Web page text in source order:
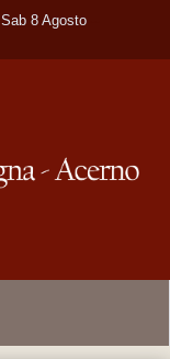
Sab 8 Agosto